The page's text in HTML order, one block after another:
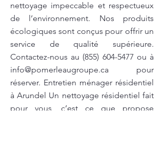
nettoyage impeccable et respectueux
de l’environnement. Nos produits
écologiques sont conçus pour offrir un
service de qualité supérieure.
Contactez-nous au (855) 604-5477 ou à
info@pomerleaugroupe.ca pour
réserver. Entretien ménager résidentiel
à Arundel Un nettoyage résidentiel fait
pour vous, c’est ce que propose